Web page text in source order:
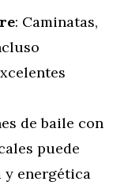
: Caminatas,
de baile con
puede
y energética